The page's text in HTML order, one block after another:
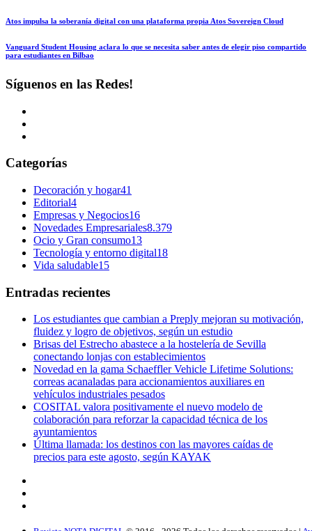
Atos impulsa la soberanía digital con una plataforma propia Atos Sovereign Cloud
Vanguard Student Housing aclara lo que se necesita saber antes de elegir piso compartido
para estudiantes en Bilbao
Síguenos en las Redes!
Categorías
Decoración y hogar41
Editorial4
Empresas y Negocios16
Novedades Empresariales8.379
Ocio y Gran consumo13
Tecnología y entorno digital18
Vida saludable15
Entradas recientes
Los estudiantes que cambian a Preply mejoran su motivación,
fluidez y logro de objetivos, según un estudio
Brisas del Estrecho abastece a la hostelería de Sevilla
conectando lonjas con establecimientos
Novedad en la gama Schaeffler Vehicle Lifetime Solutions:
correas acanaladas para accionamientos auxiliares en
vehículos industriales pesados
COSITAL valora positivamente el nuevo modelo de
colaboración para reforzar la capacidad técnica de los
ayuntamientos
Última llamada: los destinos con las mayores caídas de
precios para este agosto, según KAYAK